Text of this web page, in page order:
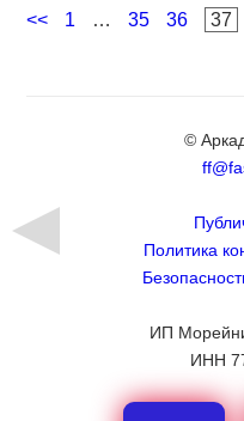
Навигация
<< Page
1 … Page
35 Page
36 37
©
Политика
ИП
ИНН